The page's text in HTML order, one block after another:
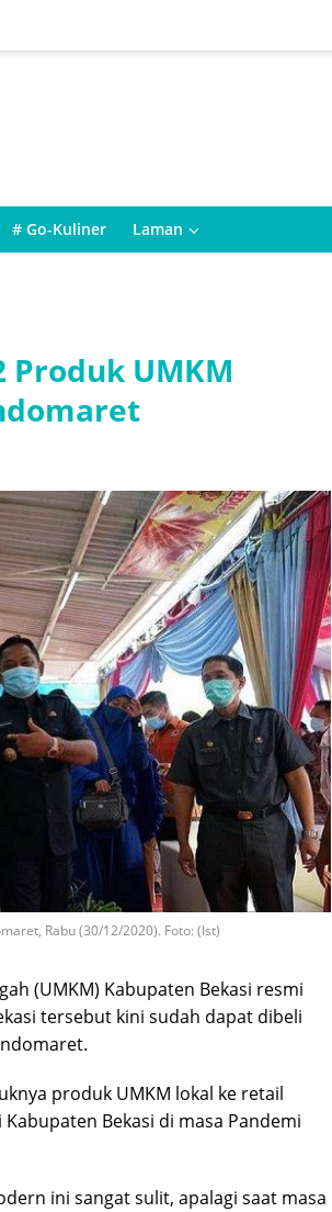
# Go-Kuliner Laman
Produk UMKM
Rabu (30/12/2020). Foto: (Ist)
(UMKM) Kabupaten Bekasi resmi
tersebut kini sudah dapat dibeli
produk UMKM lokal ke retail
Bekasi di masa Pandemi
ini sangat sulit, apalagi saat masa